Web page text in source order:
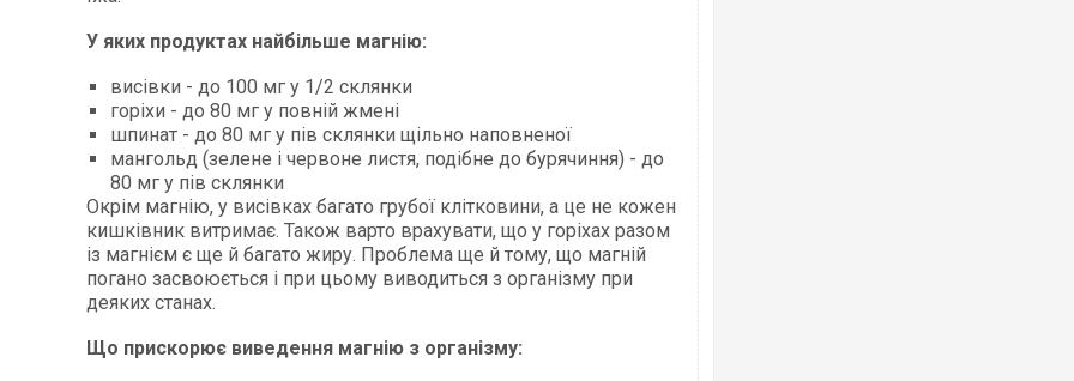
У яких продуктах найбільше магнію:
висівки - до 100 мг у 1/2 склянки
горіхи - до 80 мг у повній жмені
шпинат - до 80 мг у пів склянки щільно наповненої
мангольд (зелене і червоне листя, подібне до бурячиння) - до
80 мг у пів склянки
Окрім магнію, у висівках багато грубої клітковини, а це не кожен
кишківник витримає. Також варто врахувати, що у горіхах разом
із магнієм є ще й багато жиру. Проблема ще й тому, що магній
погано засвоюється і при цьому виводиться з організму при
деяких станах.
Що прискорює виведення магнію з організму: